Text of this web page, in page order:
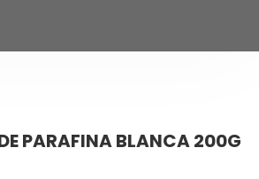
PARAFINA BLANCA 200G